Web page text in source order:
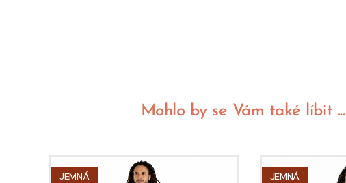
Mohlo by se Vám také líbit ...
JEMNÁ JEMNÁ